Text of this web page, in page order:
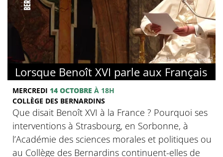
© Collège des Bernardins
Lorsque Benoît XVI parle aux Français
MERCREDI 14 OCTOBRE À 18H
COLLÈGE DES BERNARDINS
Que disait Benoît XVI à la France ? Pourquoi ses
interventions à Strasbourg, en Sorbonne, à
l’Académie des sciences morales et politiques ou
au Collège des Bernardins continuent-elles de